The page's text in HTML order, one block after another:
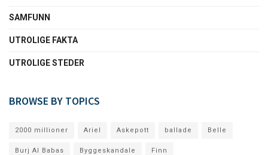
SAMFUNN
UTROLIGE FAKTA
UTROLIGE STEDER
BROWSE BY TOPICS
2000 millioner Ariel Askepott ballade Belle
Burj Al Babas Byggeskandale Finn